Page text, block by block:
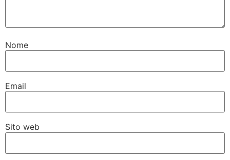
Nome
Email
Sito web